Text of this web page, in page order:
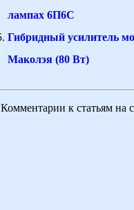
лампах 6П6С
Гибридный усилитель
Маколэя (80 Вт)
Комментарии к статьям на